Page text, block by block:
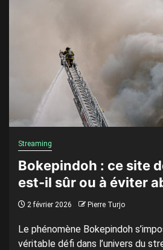
Streaming
Bokepindoh : ce site
est-il sûr ou à éviter
2 février 2026 Pierre Turjo
Le phénomène Bokepindoh
véritable défi dans l’univers du